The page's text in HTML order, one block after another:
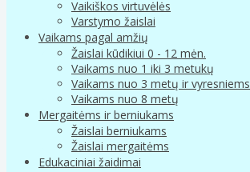
Vaikiškos virtuvėlės
Varstymo žaislai
Vaikams pagal amžių
Žaislai kūdikiui 0 - 12 mėn.
Vaikams nuo 1 iki 3 metukų
Vaikams nuo 3 metų ir vyresniems
Vaikams nuo 8 metų
Mergaitėms ir berniukams
Žaislai berniukams
Žaislai mergaitėms
Edukaciniai žaidimai